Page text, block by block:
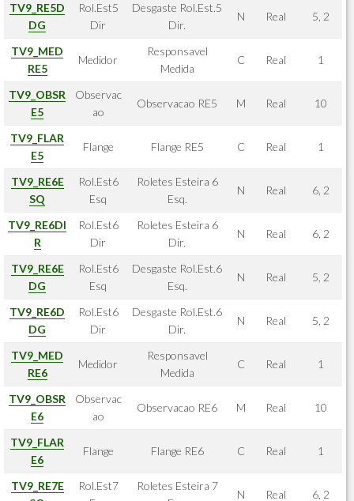
TV9_RE5D
DG
Rol.Est5
Dir
Desgaste Rol.Est.5
Dir.
N Real 5, 2
TV9_MED
RE5
Medidor
Responsavel
Medida
C Real 1
TV9_OBSR
E5
Observac
ao
Observacao RE5 M Real 10
TV9_FLAR
E5
Flange Flange RE5 C Real 1
TV9_RE6E
SQ
Rol.Est6
Esq
Roletes Esteira 6
Esq.
N Real 6, 2
TV9_RE6DI
R
Rol.Est6
Dir
Roletes Esteira 6
Dir.
N Real 6, 2
TV9_RE6E
DG
Rol.Est6
Esq
Desgaste Rol.Est.6
Esq.
N Real 5, 2
TV9_RE6D
DG
Rol.Est6
Dir
Desgaste Rol.Est.6
Dir.
N Real 5, 2
TV9_MED
RE6
Medidor
Responsavel
Medida
C Real 1
TV9_OBSR
E6
Observac
ao
Observacao RE6 M Real 10
TV9_FLAR
E6
Flange Flange RE6 C Real 1
TV9_RE7E
Rol.Est7
Roletes Esteira 7
N Real 6, 2